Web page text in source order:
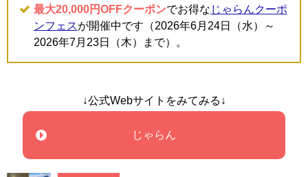
最大20,000円OFFクーポンでお得な じゃらんクーポ
ンフェスが開催中です（2026年6月24日（水）～
2026年7月23日（木）まで）。
↓公式Webサイトをみてみる↓
じゃらん